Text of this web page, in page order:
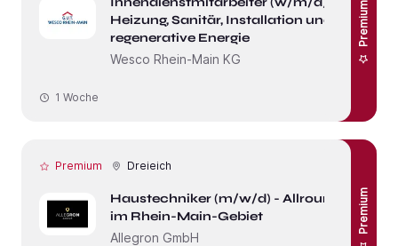
Heizung, Sanitär, Installation und
regenerative Energie
Wesco Rhein-Main KG
Premium
1 Woche
Premium Dreieich
Haustechniker (m/w/d) - Allrounder
im Rhein-Main-Gebiet
Allegron GmbH
Premium